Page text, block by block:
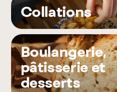
Collations
Boulangerie,
pâtisserie et
desserts